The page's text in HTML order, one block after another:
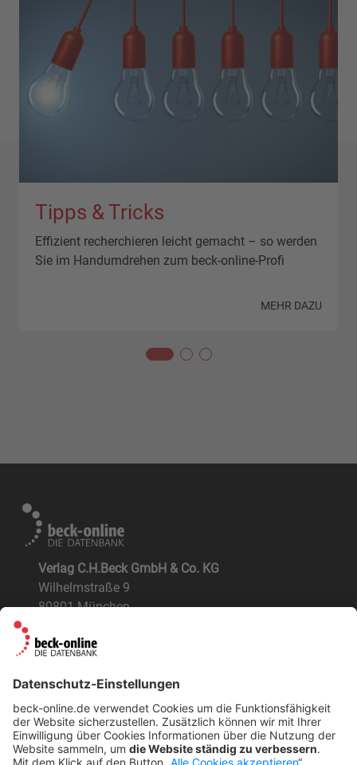
Tipps & Tricks
Effizient recherchieren leicht gemacht – so werden
Sie im Handumdrehen zum beck-online-Profi
MEHR DAZU
Verlag C.H.Beck GmbH & Co. KG
Wilhelmstraße 9
80801 München
Der Verlag
Nachhaltigkeit
NÜTZLICHES
FAQs
Tipps & Tricks
Newsletter